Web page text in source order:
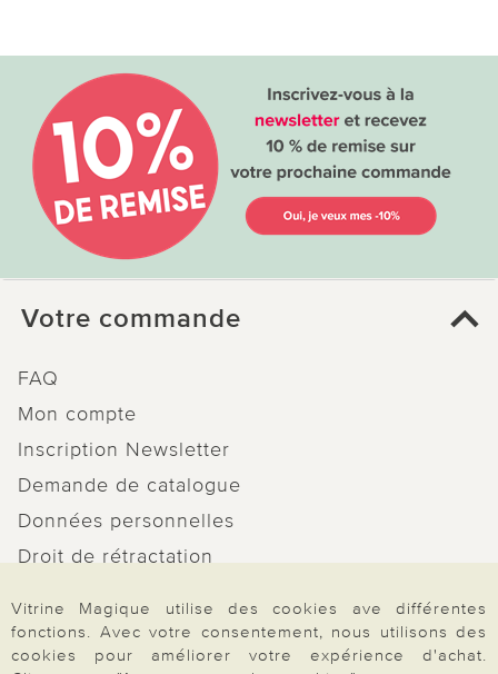
Votre commande
FAQ
Mon compte
Inscription Newsletter
Demande de catalogue
Données personnelles
Droit de rétractation
Vitrine Magique utilise des cookies ave différentes
fonctions. Avec votre consentement, nous utilisons des
cookies pour améliorer votre expérience d'achat.